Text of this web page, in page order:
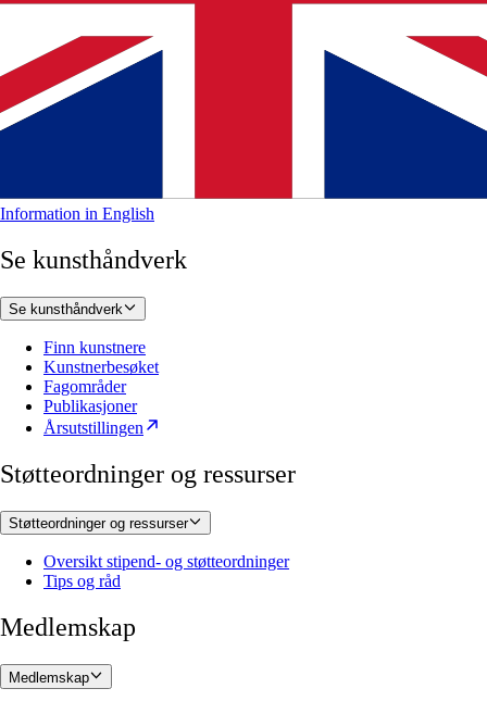
Information in English
Se kunsthåndverk
Se kunsthåndverk
Finn kunstnere
Kunstnerbesøket
Fagområder
Publikasjoner
Årsutstillingen
Støtteordninger og ressurser
Støtteordninger og ressurser
Oversikt stipend- og støtteordninger
Tips og råd
Medlemskap
Medlemskap